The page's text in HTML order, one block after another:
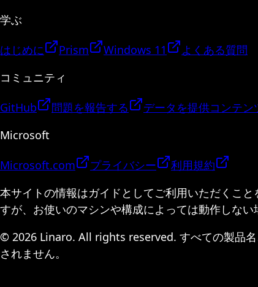
学ぶ
はじめに Prism Windows 11
よくある質問
コミュニティ
GitHub 問題を報告する データを提供コンテン
Microsoft
Microsoft.com プライバシー
利用規約
本サイトの情報はガイドとしてご利用いただくこ
すが、お使いのマシンや構成によっては動作しな
© 2026 Linaro. All rights reserved. すべての製品名
されません。